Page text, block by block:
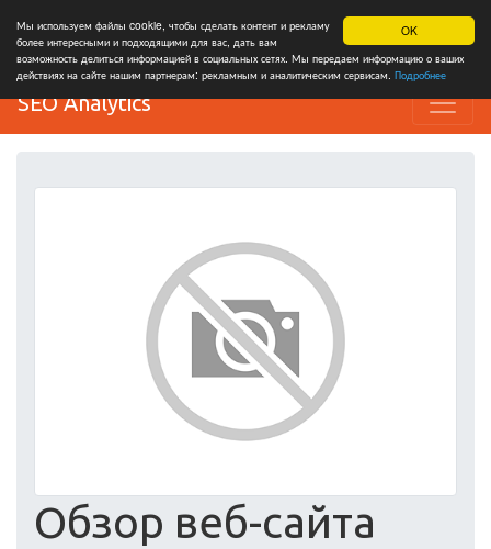
OK
Мы используем файлы cookie, чтобы сделать контент и рекламу
более интересными и подходящими для вас, дать вам
возможность делиться информацией в социальных сетях. Мы передаем информацию о ваших
действиях на сайте нашим партнерам: рекламным и аналитическим сервисам. Подробнее
SEO Analytics
Обзор веб-сайта